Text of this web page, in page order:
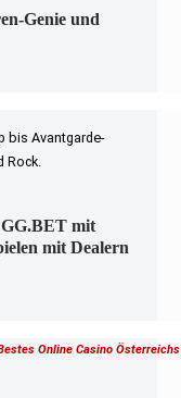
Genie und
bis Avantgarde-
Rock.
GG.BET mit
mit Dealern
Online Casino Österreichs